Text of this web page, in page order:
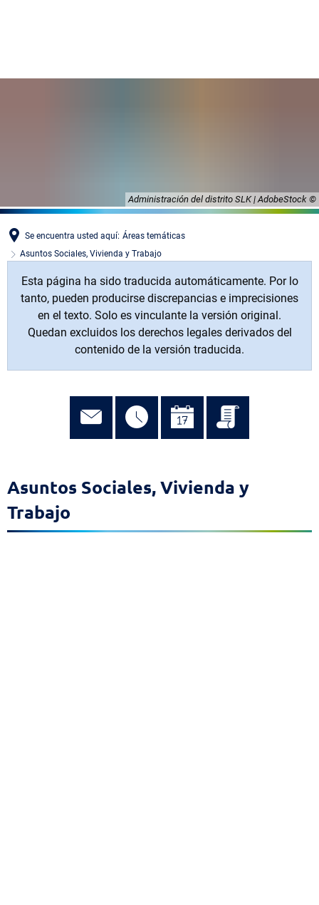
Administración del distrito SLK | AdobeStock
Se encuentra usted aquí: Áreas temáticas
Asuntos Sociales, Vivienda y Trabajo
Esta página ha sido traducida automáticamente. Por lo
tanto, pueden producirse discrepancias e imprecisiones
en el texto. Solo es vinculante la versión original.
Quedan excluidos los derechos legales derivados del
contenido de la versión traducida.
Asuntos Sociales, Vivienda y
Trabajo